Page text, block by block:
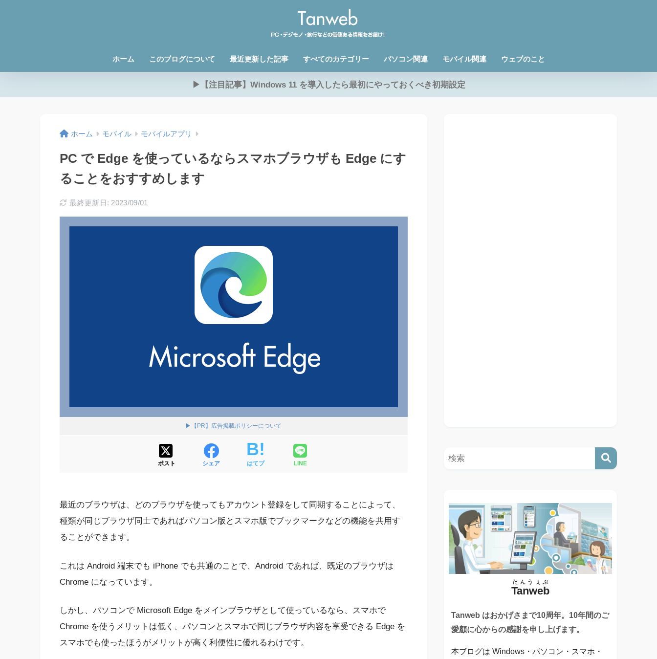
ホーム このブログについて 最近更新した記事 すべてのカテゴリー パソコン関連 モバイル関連 ウェブのこと
▶【注目記事】Windows 11 を導入したら最初にやっておくべき初期設定
ホーム モバイル モバイルアプリ
PC で Edge を使っているならスマホブラウザも Edge にす
ることをおすすめします
最終更新日: 2023/09/01
▶【PR】広告掲載ポリシーについて
ポスト シェア はてブ LINE
最近のブラウザは、どのブラウザを使ってもアカウント登録をして同期することによって、
種類が同じブラウザ同士であればパソコン版とスマホ版でブックマークなどの機能を共用す
ることができます。
これは Android 端末でも iPhone でも共通のことで、Android であれば、既定のブラウザは
Chrome になっています。
しかし、パソコンで Microsoft Edge をメインブラウザとして使っているなら、スマホで
Chrome を使うメリットは低く、パソコンとスマホで同じブラウザ内容を享受できる Edge を
スマホでも使ったほうがメリットが高く利便性に優れるわけです。
Tanweb
たんうぇぶ
Tanweb はおかげさまで10周年。10年間のご
愛顧に心からの感謝を申し上げます。
本ブログは Windows・パソコン・スマホ・